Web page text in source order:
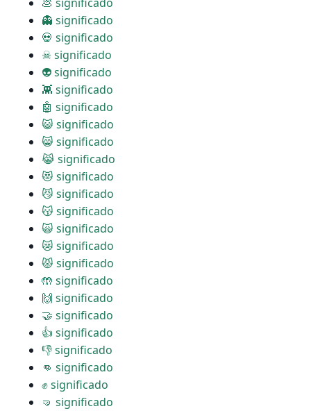
👻 significado
💀 significado
☠ significado
👽 significado
👾 significado
🤖 significado
😺 significado
😸 significado
😹 significado
😻 significado
😼 significado
😽 significado
🙀 significado
😿 significado
😾 significado
🤲 significado
🙌 significado
🤝 significado
👍 significado
👎 significado
👊 significado
✊ significado
🤜 significado